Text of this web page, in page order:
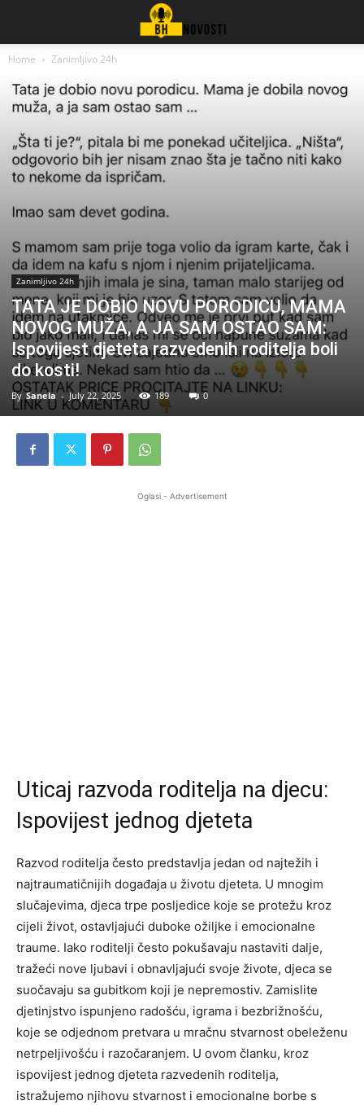
Home Zanimljivo 24h
Zanimljivo 24h
TATA JE DOBIO NOVU PORODICU, MAMA
NOVOG MUŽA, A JA SAM OSTAO SAM:
Ispovijest djeteta razvedenih roditelja boli
do kosti!
By Sanela - July 22, 2025 189 0
Oglasi - Advertisement
Uticaj razvoda roditelja na djecu:
Ispovijest jednog djeteta
Razvod roditelja često predstavlja jedan od najtežih i
najtraumatičnijih događaja u životu djeteta. U mnogim
slučajevima, djeca trpe posljedice koje se protežu kroz
cijeli život, ostavljajući duboke ožiljke i emocionalne
traume. Iako roditelji često pokušavaju nastaviti dalje,
tražeći nove ljubavi i obnavljajući svoje živote, djeca se
suočavaju sa gubitkom koji je nepremostiv. Zamislite
djetinjstvo ispunjeno radošću, igrama i bezbrižnošću,
koje se odjednom pretvara u mračnu stvarnost obeleženu
netrpeljivošću i razočaranjem. U ovom članku, kroz
ispovijest jednog djeteta razvedenih roditelja,
istražujemo njihovu stvarnost i emocionalne borbe s